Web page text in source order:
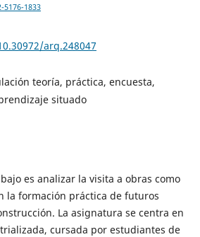
1833
arq.248047
teoría, práctica, encuesta,
situado
es analizar la visita a obras como
la formación práctica de futuros
La asignatura se centra en
cursada por estudiantes de